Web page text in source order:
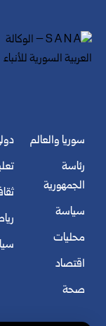
سوريا والعالم
رئاسة
الجمهورية
سياسة
محليات
اقتصاد
صحة